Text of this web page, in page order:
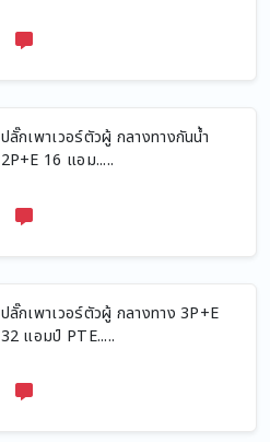
ปลั๊กเพาเวอร์ตัวผู้ กลางทางกันน้ำ
2P+E 16 แอม.....
ปลั๊กเพาเวอร์ตัวผู้ กลางทาง 3P+E
32 แอมป์ PTE.....